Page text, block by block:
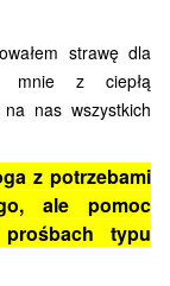
strawę dla
mnie z ciepłą
nas wszystkich
z potrzebami
ale pomoc
prośbach typu